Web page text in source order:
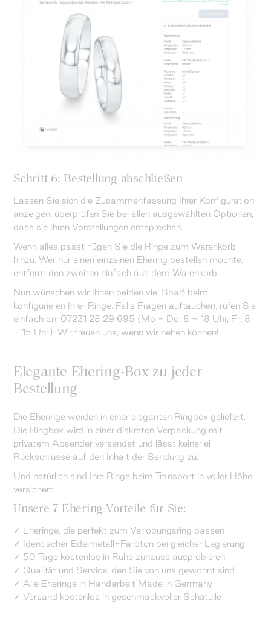
Schritt 6: Bestellung abschließen
Lassen Sie sich die Zusammenfassung Ihrer Konfiguration
anzeigen, überprüfen Sie bei allen ausgewählten Optionen,
dass sie Ihren Vorstellungen entsprechen.
Wenn alles passt, fügen Sie die Ringe zum Warenkorb
hinzu. Wer nur einen einzelnen Ehering bestellen möchte,
entfernt den zweiten einfach aus dem Warenkorb.
Nun wünschen wir Ihnen beiden viel Spaß beim
konfigurieren Ihrer Ringe. Falls Fragen auftauchen, rufen Sie
einfach an: 07231 28 29 695 (Mo - Do: 8 - 18 Uhr, Fr: 8
- 15 Uhr). Wir freuen uns, wenn wir helfen können!
Elegante Ehering-Box zu jeder
Bestellung
Die Eheringe werden in einer eleganten Ringbox geliefert.
Die Ringbox wird in einer diskreten Verpackung mit
privatem Absender versendet und lässt keinerlei
Rückschlüsse auf den Inhalt der Sendung zu.
Und natürlich sind Ihre Ringe beim Transport in voller Höhe
versichert.
Unsere 7 Ehering-Vorteile für Sie:
✓ Eheringe, die perfekt zum Verlobungsring passen
✓ Identischer Edelmetall-Farbton bei gleicher Legierung
✓ 50 Tage kostenlos in Ruhe zuhause ausprobieren
✓ Qualität und Service, den Sie von uns gewohnt sind
✓ Alle Eheringe in Handarbeit Made in Germany
✓ Versand kostenlos in geschmackvoller Schatulle